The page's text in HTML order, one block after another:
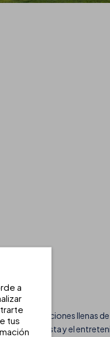
unas vacaciones llenas
de la fiesta y el
a
tus